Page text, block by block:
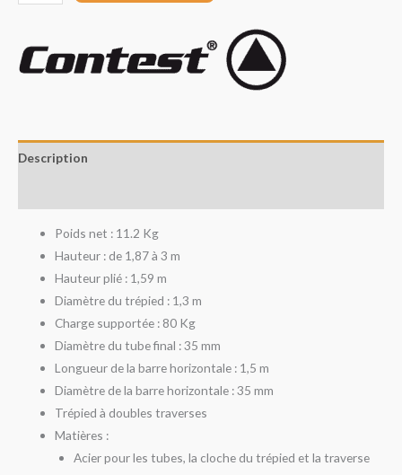
Description
Poids net : 11.2 Kg
Hauteur : de 1,87 à 3 m
Hauteur plié : 1,59 m
Diamètre du trépied : 1,3 m
Charge supportée : 80 Kg
Diamètre du tube final : 35 mm
Longueur de la barre horizontale : 1,5 m
Diamètre de la barre horizontale : 35 mm
Trépied à doubles traverses
Matières :
Acier pour les tubes, la cloche du trépied et la traverse